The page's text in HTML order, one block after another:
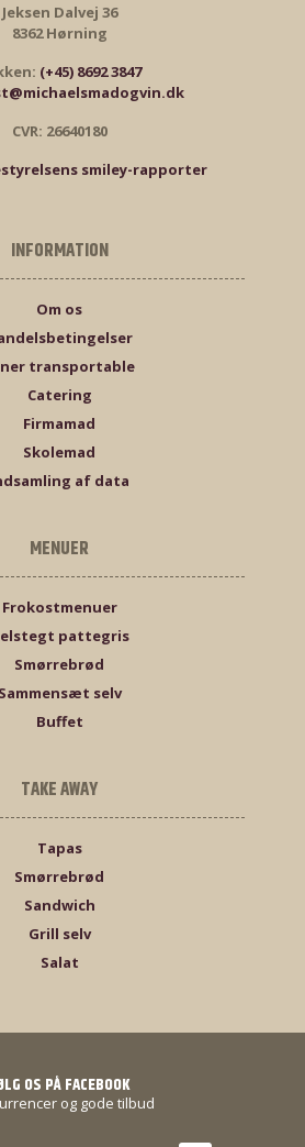
Jeksen Dalvej 36
8362 Hørning
(+45) 8692 3847
CVR: 26640180
smiley-rapporter
INFORMATION
Om os
transportable
Catering
Firmamad
Skolemad
af data
MENUER
Frokostmenuer
pattegris
Smørrebrød
Sammensæt selv
Buffet
TAKE AWAY
Tapas
Smørrebrød
Sandwich
Grill selv
Salat
OS PÅ FACEBOOK
og gode tilbud